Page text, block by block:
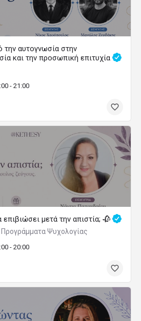
αυτογνωσία στην
και την προσωπική επιτυχία
- 21:00
μετά την απιστία; 🥀
Προγράμματα Ψυχολογίας
- 20:00